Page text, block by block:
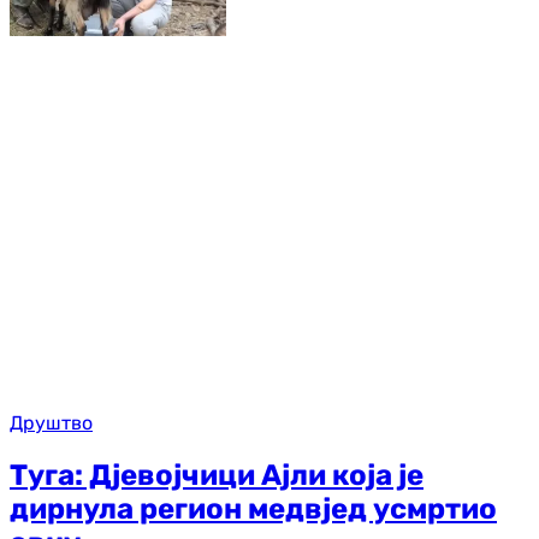
Друштво
Туга: Дјевојчици Ајли која је
дирнула регион медвјед усмртио